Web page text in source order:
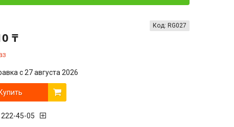
₸
Код: RG027
с 27 августа 2026
Купить
45-05